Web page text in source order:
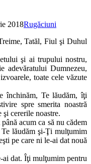
2018Rugăciuni
Tatăl, Fiul şi Duhul
şi ai trupului nostru,
Dumnezeu,
toate cele văzute
închinăm, Te lăudăm, îţi
spre smerita noastră
cererile noastre.
acum ca să nu cădem
lăudăm şi-Ţi mulţumim
pe care ni le-ai dat nouă
dat. Îţi mulţumim pentru